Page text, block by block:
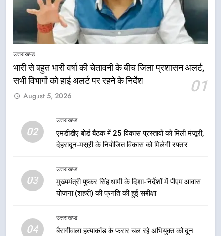
उत्तराखण्ड
भारी से बहुत भारी वर्षा की चेतावनी के बीच जिला प्रशासन अलर्ट,
सभी विभागों को हाई अलर्ट पर रहने के निर्देश
01
August 5, 2026
02
उत्तराखण्ड
एमडीडीए बोर्ड बैठक में 25 विकास प्रस्तावों को मिली मंजूरी,
देहरादून-मसूरी के नियोजित विकास को मिलेगी रफ्तार
03
उत्तराखण्ड
मुख्यमंत्री पुष्कर सिंह धामी के दिशा-निर्देशों में पीएम आवास
योजना (शहरी) की प्रगति की हुई समीक्षा
04
उत्तराखण्ड
बैरागीवाला हत्याकांड के फरार चल रहे अभियुक्त को दून
बीच शिवभक्तों के लिए बनाया सुरक्षित
कांवड़ मार्ग
उत्तराखण्ड
एसआईआर प्रक्रिया की निगरानी के लिए
का शुभारंभ
उत्तराखण्ड
7
प्रगति समीक्षा
उत्तराखण्ड
महाराज की राजस्थान के मुख्यमंत्री से
शिष्टाचार भेंट पर्यटन और सांस्कृतिक
गतिविधियों के विस्तार पर हुई चर्चा
1